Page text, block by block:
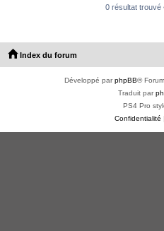
0 résultat trouvé
Index du forum
Développé parphpBB®
Traduit par
PS4 Pro
Confidentialité